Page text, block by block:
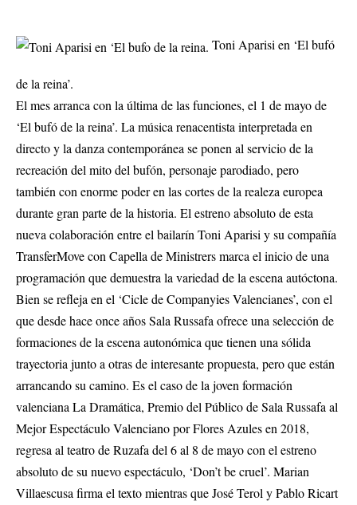
Toni Aparisi en ‘El bufó
de la reina’.
El mes arranca con la última de las funciones, el 1 de mayo de
‘El bufó de la reina’. La música renacentista interpretada en
directo y la danza contemporánea se ponen al servicio de la
recreación del mito del bufón, personaje parodiado, pero
también con enorme poder en las cortes de la realeza europea
durante gran parte de la historia. El estreno absoluto de esta
nueva colaboración entre el bailarín Toni Aparisi y su compañía
TransferMove con Capella de Ministrers marca el inicio de una
programación que demuestra la variedad de la escena autóctona.
Bien se refleja en el ‘Cicle de Companyies Valencianes’, con el
que desde hace once años Sala Russafa ofrece una selección de
formaciones de la escena autonómica que tienen una sólida
trayectoria junto a otras de interesante propuesta, pero que están
arrancando su camino. Es el caso de la joven formación
valenciana La Dramática, Premio del Público de Sala Russafa al
Mejor Espectáculo Valenciano por Flores Azules en 2018,
regresa al teatro de Ruzafa del 6 al 8 de mayo con el estreno
absoluto de su nuevo espectáculo, ‘Don’t be cruel’. Marian
Villaescusa firma el texto mientras que José Terol y Pablo Ricart